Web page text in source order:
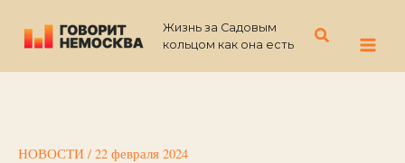
содержимому
Жизнь за Садовым
кольцом как она есть
Поиск
НОВОСТИ / 22 февраля 2024